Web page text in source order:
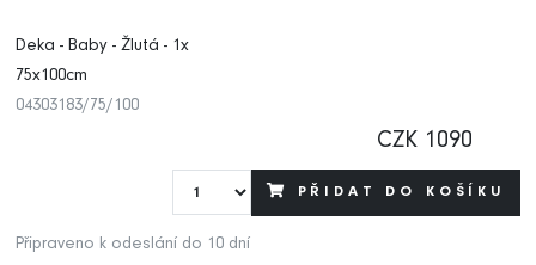
Deka - Baby - Žlutá - 1x
75x100cm
04303183/75/100
CZK 1090
PŘIDAT DO KOŠÍKU
Připraveno k odeslání do 10 dní